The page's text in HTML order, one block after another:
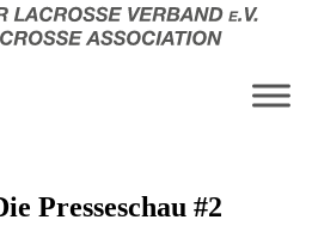
Presseschau #2